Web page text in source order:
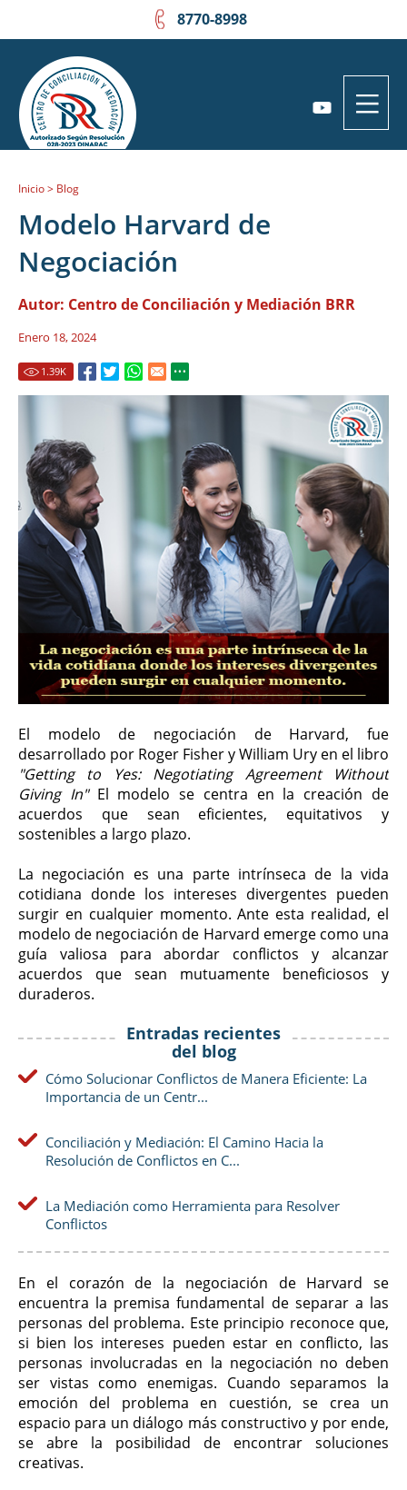
8770-8998
Inicio> Blog
Modelo Harvard de
Negociación
Autor: Centro de Conciliación y Mediación BRR
Enero 18, 2024
1.39K
El modelo de negociación de Harvard, fue
desarrollado por Roger Fisher y William Ury en el libro
"Getting to Yes: Negotiating Agreement Without
Giving In"El modelo se centra en la creación de
acuerdos que sean eficientes, equitativos y
sostenibles a largo plazo.
La negociación es una parte intrínseca de la vida
cotidiana donde los intereses divergentes pueden
surgir en cualquier momento. Ante esta realidad, el
modelo de negociación de Harvard emerge como una
guía valiosa para abordar conflictos y alcanzar
acuerdos que sean mutuamente beneficiosos y
duraderos.
Entradas recientes
del blog
Cómo Solucionar Conflictos de Manera Eficiente: La
Importancia de un Centr...
Conciliación y Mediación: El Camino Hacia la
Resolución de Conflictos en C...
La Mediación como Herramienta para Resolver
Conflictos
En el corazón de la negociación de Harvard se
encuentra la premisa fundamental de separar a las
personas del problema. Este principio reconoce que,
si bien los intereses pueden estar en conflicto, las
personas involucradas en la negociación no deben
ser vistas como enemigas. Cuando separamos la
emoción del problema en cuestión, se crea un
espacio para un diálogo más constructivo y por ende,
se abre la posibilidad de encontrar soluciones
creativas.